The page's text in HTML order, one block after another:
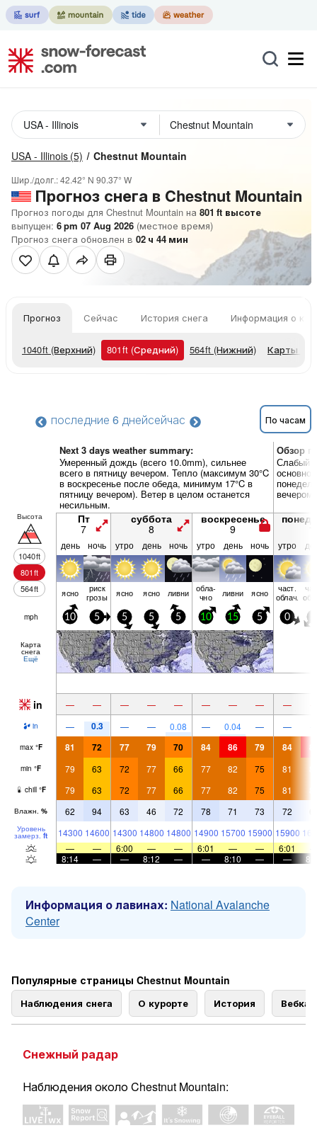
USA - Illinois (5) Chestnut Mountain
Шир./долг.:42.42° N 90.37° W
Прогноз снега в Chestnut Mountain
Прогноз погоды для Chestnut Mountain на 801 ft высоте
выпущен: 6 pm 07 Aug 2026 (местное время)
Прогноз снега обновлен в 02 ч 44 мин
Прогноз Сейчас История снега Информация о
1040ft (Верхний) 801ft (Средний) 564ft (Нижний) Карты
последние 6 днейсейчас По часам
Next 3 days weather summary:
Умеренный дождь (всего 10.0mm), сильнее
всего в пятницу вечером. Тепло (максимум 30°C
в воскресенье после обеда, минимум 17°C в
пятницу вечером). Ветер в целом останется
несильным.
Обзор
Слабый
Высота
1040ft
801ft
564ft
Пт
7
суббота
8
воскресенье
9
день ночь утро день ночь утро день ночь утро
ясно риск
грозы ясно ясно ливни обла­
чно ливни ясно част.
облач.
mph 10 5 5 5 5 10 15 5 0
Карта
снега
Ещё
in — — — — — — — — —
in — 0.3 — — 0.08 — 0.04 — —
max °F 81 72 77 79 70 84 86 79 84
min °F 79 63 72 77 66 77 82 75 81
chill °F 79 63 72 77 66 77 82 75 81
Влажн. % 62 94 63 46 72 78 71 73 72
Уровень
замерз. ft 14300 14600 14300 14800 14800 14900 15700 15900 15900
—
— 6:00 — — 6:01 — — 6:01
8:14
— — 8:12 — — 8:10 — —
Информация о лавинах: National Avalanche
Center
Популярные страницы Chestnut Mountain
Наблюдения снега О курорте История
Снежный радар
Наблюдения около Chestnut Mountain: